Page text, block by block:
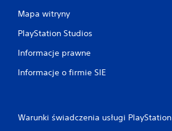
Mapa witryny
PlayStation Studios
Informacje prawne
Informacje o firmie SIE
Warunki świadczenia usługi PlayStation